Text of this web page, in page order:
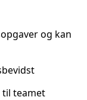
og kan
til teamet